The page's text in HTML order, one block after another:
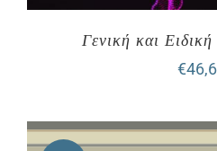
Γενική και
€